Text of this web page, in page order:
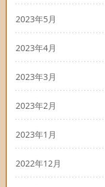
2023年5月
2023年4月
2023年3月
2023年2月
2023年1月
2022年12月